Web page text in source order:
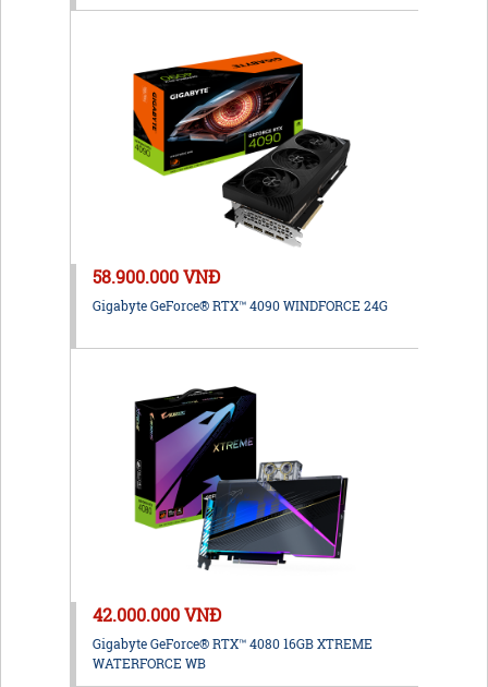
58.900.000 VNĐ
Gigabyte GeForce® RTX™ 4090 WINDFORCE 24G
42.000.000 VNĐ
Gigabyte GeForce® RTX™ 4080 16GB XTREME
WATERFORCE WB